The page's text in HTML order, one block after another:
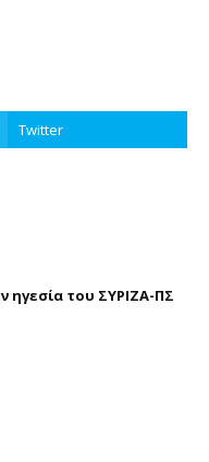
ηγεσία του ΣΥΡΙΖΑ-ΠΣ